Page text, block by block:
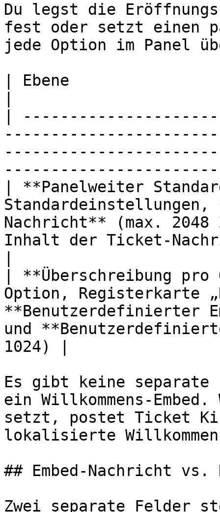
Du legst die
fest oder setzt einen
jede Option im Panel
| Ebene
|
| **Panelweiter
Standardeinstellungen,
Nachricht** (max. 2048
Inhalt der Ticket-
| **Überschreibung
Option, Registerkarte
**Benutzerdefinierter
und
1024) |
Es gibt keine
ein Willkommens-
setzt, postet Ticket
lokalisierte
## Embed-Nachricht
Zwei separate Felder